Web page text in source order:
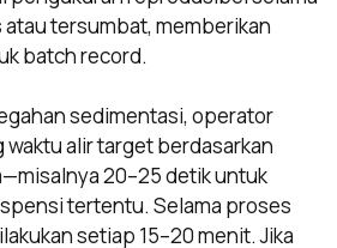
tersumbat, memberikan
batch record.
sedimentasi, operator
alir target berdasarkan
20–25 detik untuk
tertentu. Selama proses
setiap 15–20 menit. Jika